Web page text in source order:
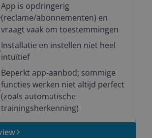
App is opdringerig
(reclame/abonnementen) en
vraagt vaak om toestemmingen
Installatie en instellen niet heel
intuïtief
Beperkt app-aanbod; sommige
functies werken niet altijd perfect
(zoals automatische
trainingsherkenning)